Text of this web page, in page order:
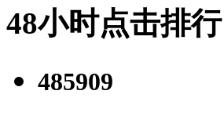
48小时点击排行
485909